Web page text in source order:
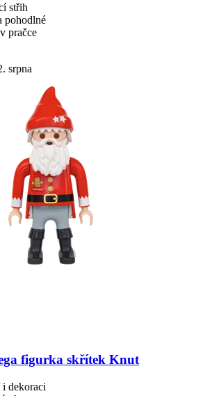
střih
pohodlné
pračce
srpna
figurka skřítek Knut
dekoraci